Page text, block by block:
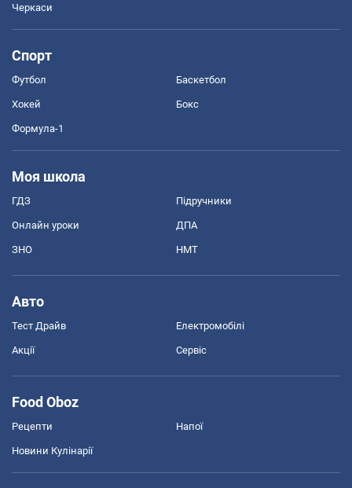
Черкаси
Спорт
Футбол Баскетбол
Хокей Бокс
Формула-1
Моя школа
ГДЗ Підручники
Онлайн уроки ДПА
ЗНО НМТ
Авто
Тест Драйв Електромобілі
Акції Сервіс
Food Oboz
Рецепти Напої
Новини Кулінарії